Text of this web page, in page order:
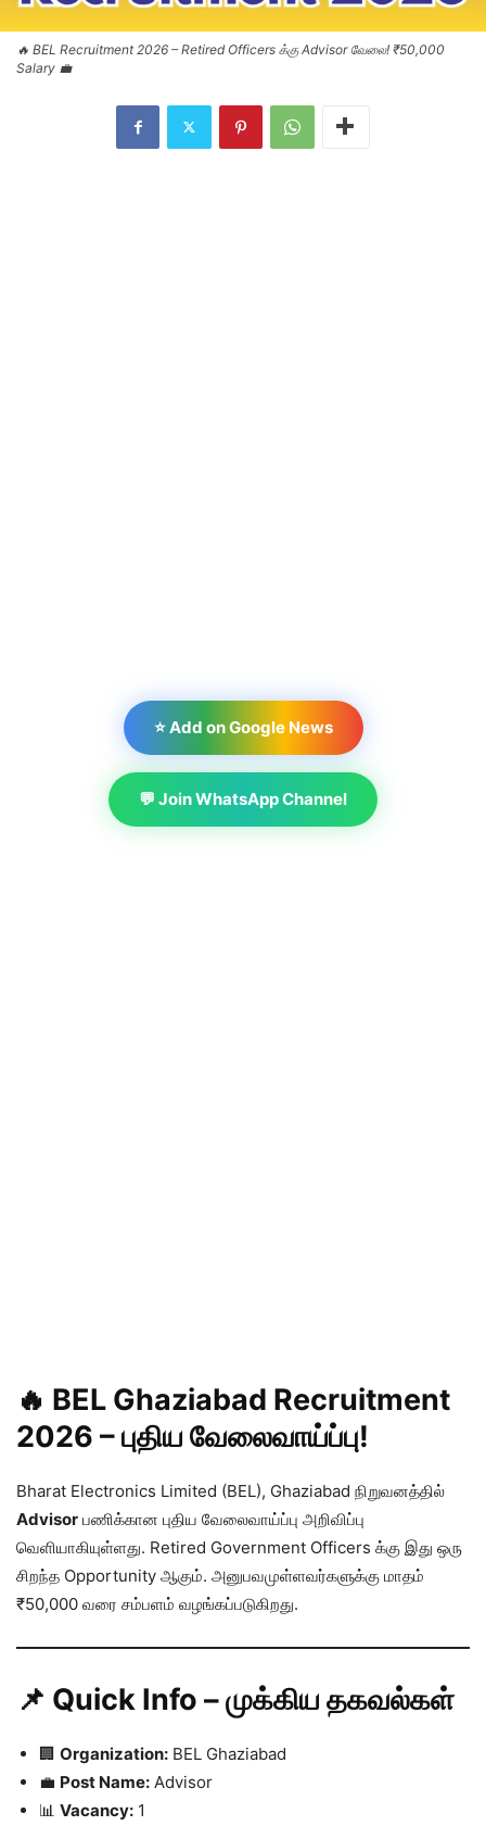
🔥 BEL Recruitment 2026 – Retired Officers க்கு Advisor வேலை! ₹50,000
Salary 💼
⭐ Add on Google News
💬 Join WhatsApp Channel
🔥 BEL Ghaziabad Recruitment
2026 – புதிய வேலைவாய்ப்பு!
Bharat Electronics Limited (BEL), Ghaziabad நிறுவனத்தில்
Advisor பணிக்கான புதிய வேலைவாய்ப்பு அறிவிப்பு
வெளியாகியுள்ளது. Retired Government Officers க்கு இது ஒரு
சிறந்த Opportunity ஆகும். அனுபவமுள்ளவர்களுக்கு மாதம்
₹50,000 வரை சம்பளம் வழங்கப்படுகிறது.
📌 Quick Info – முக்கிய தகவல்கள்
🏢 Organization: BEL Ghaziabad
💼 Post Name: Advisor
📊 Vacancy: 1